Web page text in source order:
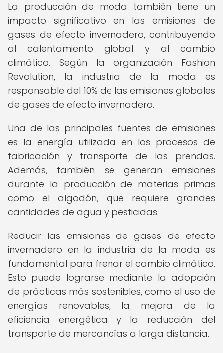
La producción de moda también tiene un
impacto significativo en las emisiones de
gases de efecto invernadero, contribuyendo
al calentamiento global y al cambio
climático. Según la organización Fashion
Revolution, la industria de la moda es
responsable del 10% de las emisiones globales
de gases de efecto invernadero.
Una de las principales fuentes de emisiones
es la energía utilizada en los procesos de
fabricación y transporte de las prendas.
Además, también se generan emisiones
durante la producción de materias primas
como el algodón, que requiere grandes
cantidades de agua y pesticidas.
Reducir las emisiones de gases de efecto
invernadero en la industria de la moda es
fundamental para frenar el cambio climático.
Esto puede lograrse mediante la adopción
de prácticas más sostenibles, como el uso de
energías renovables, la mejora de la
eficiencia energética y la reducción del
transporte de mercancías a larga distancia.